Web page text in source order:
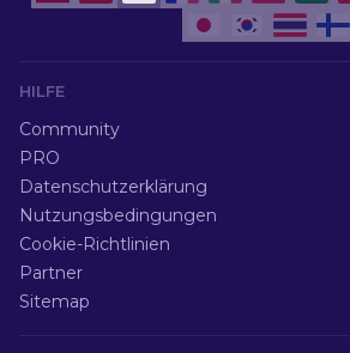
HILFE
Community
PRO
Datenschutzerklärung
Nutzungsbedingungen
Cookie-Richtlinien
Partner
Sitemap